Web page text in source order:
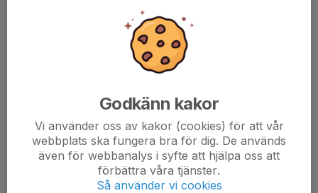
Godkänn kakor
Vi använder oss av kakor (cookies) för att vår
webbplats ska fungera bra för dig. De används
även för webbanalys i syfte att hjälpa oss att
förbättra våra tjänster.
Så använder vi cookies